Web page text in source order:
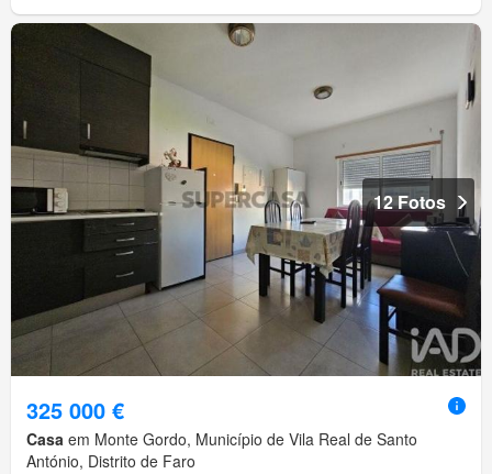
12 Fotos
325 000 €
Casa em Monte Gordo, Município de Vila Real de Santo
António, Distrito de Faro